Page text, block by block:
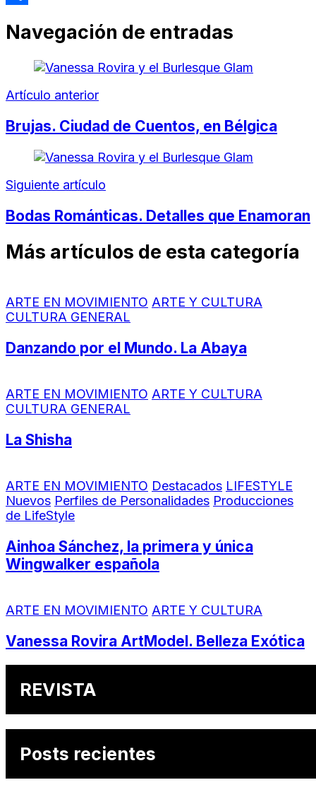
Navegación de entradas
Artículo anterior
Brujas. Ciudad de Cuentos, en Bélgica
Siguiente artículo
Bodas Románticas. Detalles que Enamoran
Más artículos de esta categoría
ARTE EN MOVIMIENTO ARTE Y CULTURA
CULTURA GENERAL
Danzando por el Mundo. La Abaya
ARTE EN MOVIMIENTO ARTE Y CULTURA
CULTURA GENERAL
La Shisha
ARTE EN MOVIMIENTO Destacados LIFESTYLE
Nuevos Perfiles de Personalidades Producciones
de LifeStyle
Ainhoa Sánchez, la primera y única
Wingwalker española
ARTE EN MOVIMIENTO ARTE Y CULTURA
Vanessa Rovira ArtModel. Belleza Exótica
REVISTA
Posts recientes